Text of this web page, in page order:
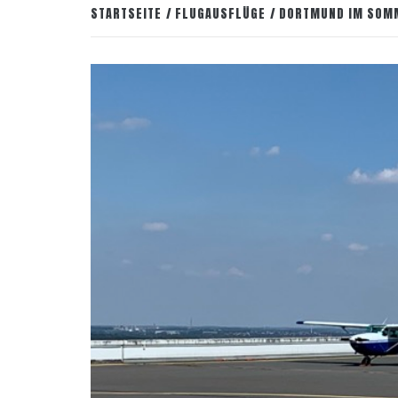
STARTSEITE FLUGAUSFLÜGE DORTMUND IM